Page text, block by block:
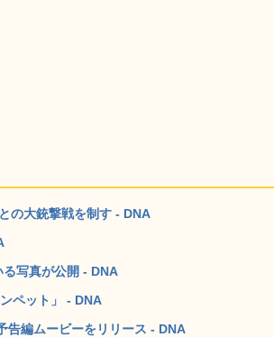
の大銃撃戦を制す - DNA
写真が公開 - DNA
ペット」 - DNA
編ムービーをリリース - DNA